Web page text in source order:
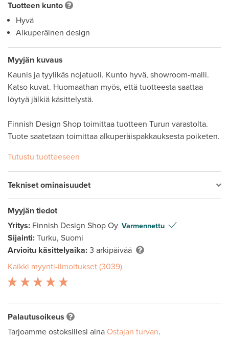
Tuotteen kunto
Hyvä
Alkuperäinen design
Myyjän kuvaus
Kaunis ja tyylikäs nojatuoli. Kunto hyvä, showroom-malli.
Katso kuvat. Huomaathan myös, että tuotteesta saattaa
löytyä jälkiä käsittelystä.
Finnish Design Shop toimittaa tuotteen Turun varastolta.
Tutustu tuotteeseen
Tekniset ominaisuudet
Myyjän tiedot
Yritys: Finnish Design Shop Oy Varmennettu
Sijainti: Turku, Suomi
Arvioitu käsittelyaika: 3 arkipäivää
Kaikki myynti-ilmoitukset (3039)
Palautusoikeus
Tarjoamme ostoksillesi aina Ostajan turvan.